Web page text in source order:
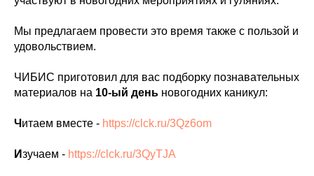
Мы предлагаем провести это время также с пользой и
удовольствием.
ЧИБИС приготовил для вас подборку познавательных
материалов на 10-ый день новогодних каникул:
Ч итаем вместе - https://clck.ru/3Qz6om
Изучаем - https://clck.ru/3QyTJA